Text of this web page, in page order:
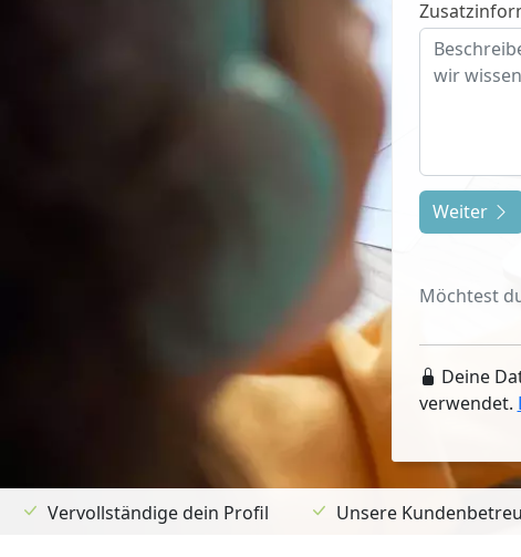
Weiter
Möchtest
Deine
verwendet.
Vervollständige dein Profil Unsere